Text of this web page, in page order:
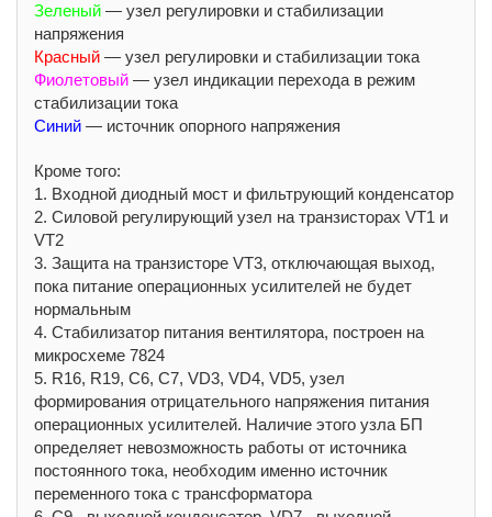
Зеленый — узел регулировки и стабилизации
напряжения
Красный — узел регулировки и стабилизации тока
Фиолетовый — узел индикации перехода в режим
стабилизации тока
Синий — источник опорного напряжения
Кроме того:
1. Входной диодный мост и фильтрующий конденсатор
2. Силовой регулирующий узел на транзисторах VT1 и
VT2
3. Защита на транзисторе VT3, отключающая выход,
пока питание операционных усилителей не будет
нормальным
4. Стабилизатор питания вентилятора, построен на
микросхеме 7824
5. R16, R19, C6, C7, VD3, VD4, VD5, узел
формирования отрицательного напряжения питания
операционных усилителей. Наличие этого узла БП
определяет невозможность работы от источника
постоянного тока, необходим именно источник
переменного тока с трансформатора